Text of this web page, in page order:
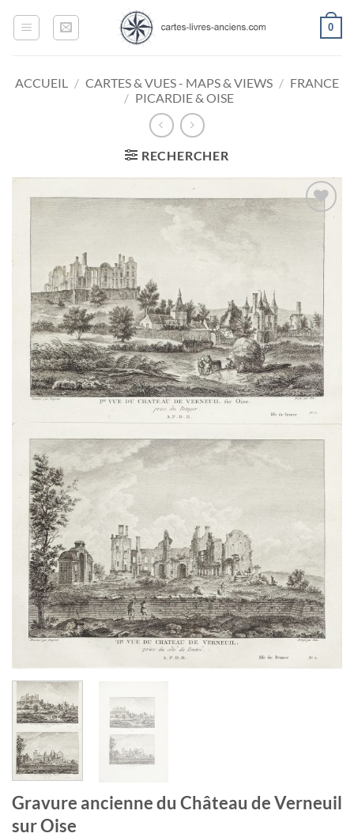
0
ACCUEIL / CARTES & VUES - MAPS & VIEWS / FRANCE
/ PICARDIE & OISE
RECHERCHER
Ajouter
wishlist
Gravure ancienne du Château de Verneuil
sur Oise